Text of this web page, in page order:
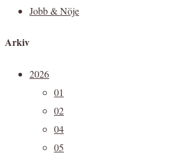
Jobb & Nöje
Arkiv
2026
01
02
04
05